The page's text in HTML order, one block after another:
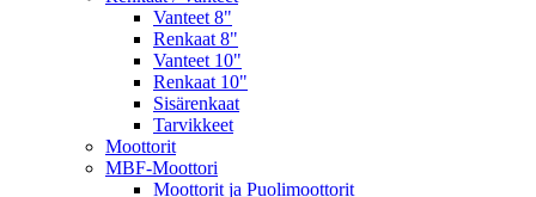
Vanteet 8"
Renkaat 8"
Vanteet 10"
Renkaat 10"
Sisärenkaat
Tarvikkeet
Moottorit
MBF-Moottori
Moottorit ja Puolimoottorit